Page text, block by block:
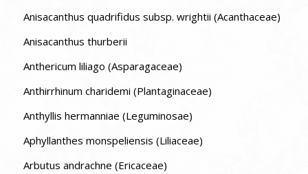
Anisacanthus quadrifidus subsp. wrightii (Acanthaceae)
Anisacanthus thurberii
Anthericum liliago (Asparagaceae)
Anthirrhinum charidemi (Plantaginaceae)
Anthyllis hermanniae (Leguminosae)
Aphyllanthes monspeliensis (Liliaceae)
Arbutus andrachne (Ericaceae)